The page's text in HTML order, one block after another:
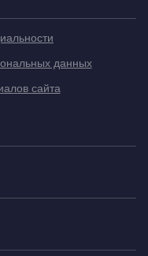
данных
сайта